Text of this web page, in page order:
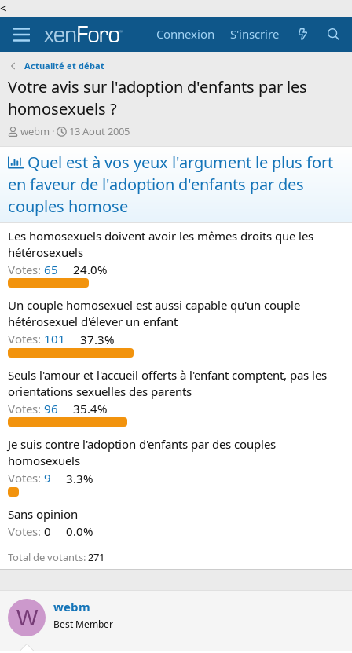
<
Connexion
S'inscrire
Actualité et débat
Votre avis sur l'adoption d'enfants par les
homosexuels ?
A
u
t
e
u
r
d
l
a
d
i
s
c
u
s
s
i
o
n
webm
D
a
t
e
d
e
d
b
u
13 Aout 2005
Quel est à vos yeux l'argument le plus fort
en faveur de l'adoption d'enfants par des
couples homose
Les homosexuels doivent avoir les mêmes droits que les
hétérosexuels
Votes: 65 24.0%
Un couple homosexuel est aussi capable qu'un couple
hétérosexuel d'élever un enfant
Votes: 101 37.3%
Seuls l'amour et l'accueil offerts à l'enfant comptent, pas les
orientations sexuelles des parents
Votes: 96 35.4%
Je suis contre l'adoption d'enfants par des couples
homosexuels
Votes: 9 3.3%
Sans opinion
Votes: 0 0.0%
Total de votants 271
W webm
Best Member